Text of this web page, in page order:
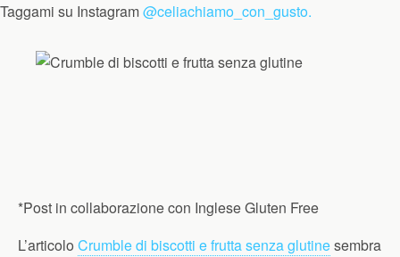
Taggami su Instagram@celiachiamo_con_gusto.
*Post in collaborazione con Inglese Gluten Free
L’articolo Crumble di biscotti e frutta senza glutinesembra